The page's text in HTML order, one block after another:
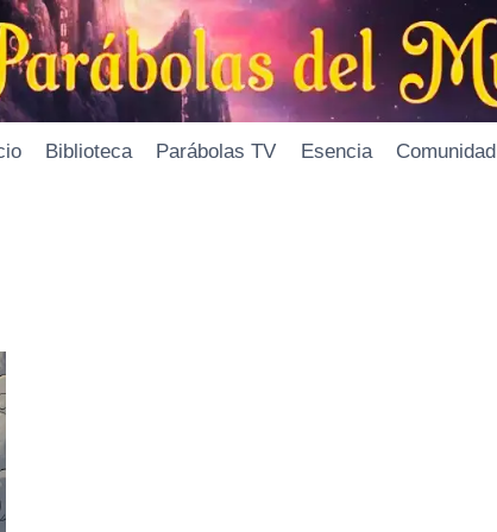
Biblioteca Parábolas TV Esencia Comunidad